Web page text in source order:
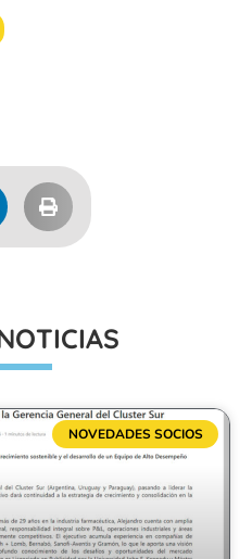
NOVEDADES SOCIOS